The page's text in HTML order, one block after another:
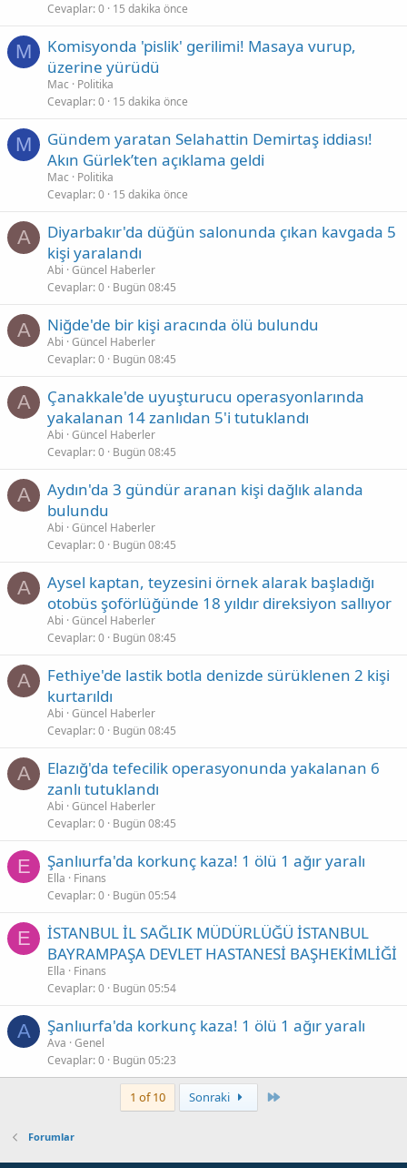
Cevaplar 0 15 dakika önce
M
Komisyonda 'pislik' gerilimi! Masaya vurup,
üzerine yürüdü
Mac
Politika
Cevaplar 0 15 dakika önce
M
Gündem yaratan Selahattin Demirtaş iddiası!
Akın Gürlek’ten açıklama geldi
Mac
Politika
Cevaplar 0 15 dakika önce
A
Diyarbakır'da düğün salonunda çıkan kavgada 5
kişi yaralandı
Abi Güncel Haberler
Cevaplar 0 Bugün 08:45
A Niğde'de bir kişi aracında ölü bulundu
Abi Güncel Haberler
Cevaplar 0 Bugün 08:45
A
Çanakkale'de uyuşturucu operasyonlarında
yakalanan 14 zanlıdan 5'i tutuklandı
Abi Güncel Haberler
Cevaplar 0 Bugün 08:45
A
Aydın'da 3 gündür aranan kişi dağlık alanda
bulundu
Abi Güncel Haberler
Cevaplar 0 Bugün 08:45
A
Aysel kaptan, teyzesini örnek alarak başladığı
otobüs şoförlüğünde 18 yıldır direksiyon sallıyor
Abi Güncel Haberler
Cevaplar 0 Bugün 08:45
A
Fethiye'de lastik botla denizde sürüklenen 2 kişi
kurtarıldı
Abi Güncel Haberler
Cevaplar 0 Bugün 08:45
A
Elazığ'da tefecilik operasyonunda yakalanan 6
zanlı tutuklandı
Abi Güncel Haberler
Cevaplar 0 Bugün 08:45
E Şanlıurfa'da korkunç kaza! 1 ölü 1 ağır yaralı
Ella
Finans
Cevaplar 0 Bugün 05:54
E
İSTANBUL İL SAĞLIK MÜDÜRLÜĞÜ İSTANBUL
BAYRAMPAŞA DEVLET HASTANESİ BAŞHEKİMLİĞİ
Ella
Finans
Cevaplar 0 Bugün 05:54
A Şanlıurfa'da korkunç kaza! 1 ölü 1 ağır yaralı
Ava Genel
Cevaplar 0 Bugün 05:23
1 of 10 Sonraki
Forumlar